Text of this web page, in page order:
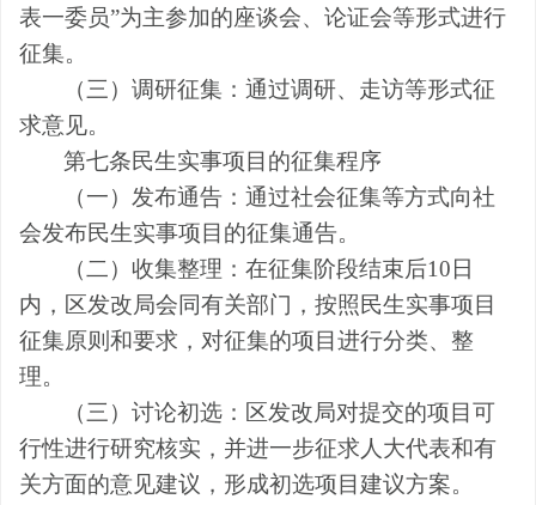
表一委员”为主参加的座谈会、论证会等形式进行
征集。
（三）调研征集：通过调研、走访等形式征
求意见。
第七条民生实事项目的征集程序
（一）发布通告：通过社会征集等方式向社
会发布民生实事项目的征集通告。
（二）收集整理：在征集阶段结束后10 日
内，区发改局会同有关部门，按照民生实事项目
征集原则和要求，对征集的项目进行分类、整
理。
（三）讨论初选：区发改局对提交的项目可
行性进行研究核实，并进一步征求人大代表和有
关方面的意见建议，形成初选项目建议方案。